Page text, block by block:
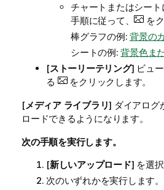
チャートまたはシー
手順に従って、
を
棒グラフの例: 背景の
シートの例:背景色ま
[ストーリーテリング] ビュ
る
をクリックします。
[メディア ライブラリ] ダイアログ
ロードできるようになります。
次の手順を実行します。
[新しいアップロード] を選択
次のいずれかを実行します。